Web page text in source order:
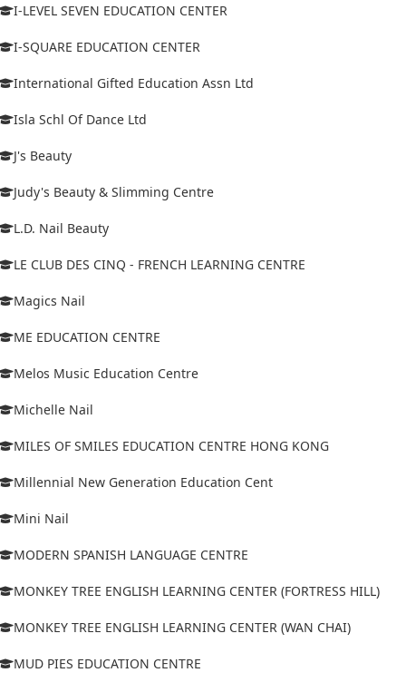
I-LEVEL SEVEN EDUCATION CENTER
I-SQUARE EDUCATION CENTER
International Gifted Education Assn Ltd
Isla Schl Of Dance Ltd
J's Beauty
Judy's Beauty & Slimming Centre
L.D. Nail Beauty
LE CLUB DES CINQ - FRENCH LEARNING CENTRE
Magics Nail
ME EDUCATION CENTRE
Melos Music Education Centre
Michelle Nail
MILES OF SMILES EDUCATION CENTRE HONG KONG
Millennial New Generation Education Cent
Mini Nail
MODERN SPANISH LANGUAGE CENTRE
MONKEY TREE ENGLISH LEARNING CENTER (FORTRESS HILL)
MONKEY TREE ENGLISH LEARNING CENTER (WAN CHAI)
MUD PIES EDUCATION CENTRE